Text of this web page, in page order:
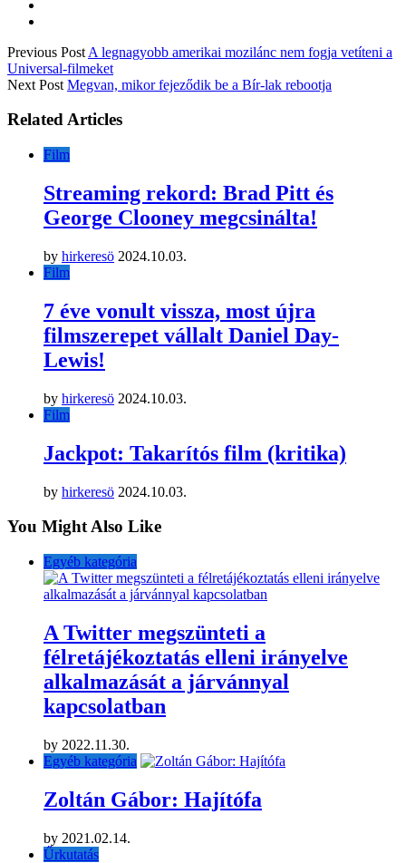
Previous Post A legnagyobb amerikai mozilánc nem fogja vetíteni a
Universal-filmeket
Next Post Megvan, mikor fejeződik be a Bír-lak rebootja
Related Articles
Film
Streaming rekord: Brad Pitt és
George Clooney megcsinálta!
by hirkeresö 2024.10.03.
Film
7 éve vonult vissza, most újra
filmszerepet vállalt Daniel Day-
Lewis!
by hirkeresö 2024.10.03.
Film
Jackpot: Takarítós film (kritika)
by hirkeresö 2024.10.03.
You Might Also Like
Egyéb kategória
A Twitter megszünteti a
félretájékoztatás elleni irányelve
alkalmazását a járvánnyal
kapcsolatban
by 2022.11.30.
Egyéb kategória
Zoltán Gábor: Hajítófa
by 2021.02.14.
Űrkutatás